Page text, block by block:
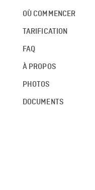
OÙ COMMENCER
TARIFICATION
FAQ
À PROPOS
PHOTOS
DOCUMENTS